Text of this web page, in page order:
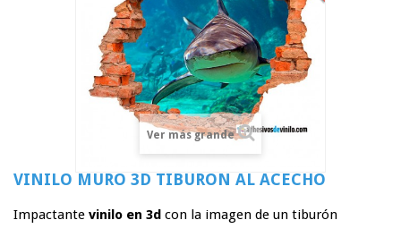
Ver más grande
VINILO MURO 3D TIBURÓN AL ACECHO
Impactante vinilo en 3d con la imagen de un tiburón